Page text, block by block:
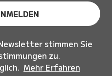
stimmen Sie
zu.
Mehr Erfahren